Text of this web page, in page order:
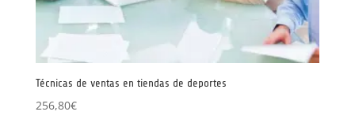
Técnicas de ventas en tiendas de deportes
256,80€